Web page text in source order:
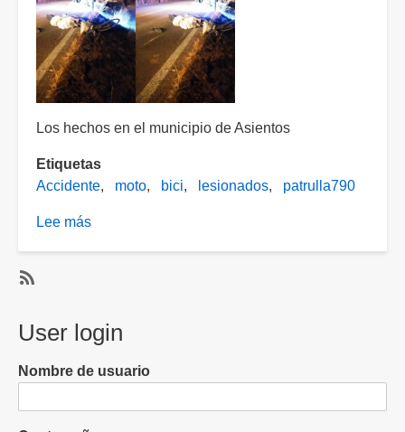
tras
caer
de
su
bicicleta
Los hechos en el municipio de Asientos
Etiquetas
Accidente
moto bici lesionados patrulla790
Lee más
un
y
a
bici
User login
Nombre de usuario